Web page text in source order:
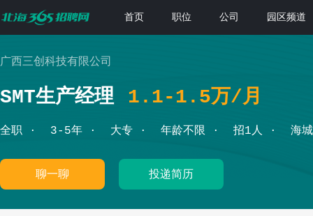
首页 职位 公司 园区频道
广西三创科技有限公司
SMT生产经理 1.1-1.5万/月
全职 3-5年 大专 年龄不限 招1人 海
聊一聊 投递简历